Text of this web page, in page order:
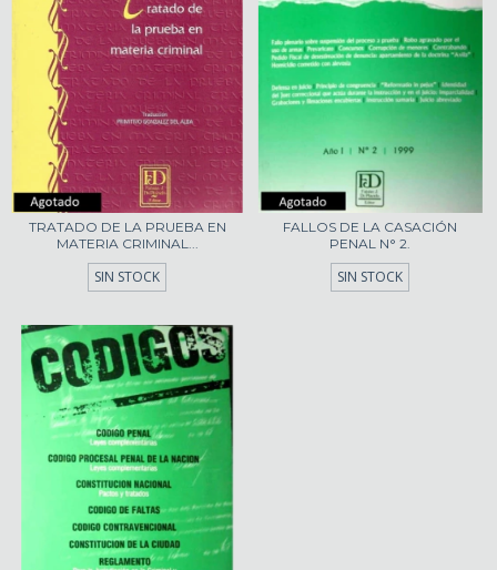
TRATADO DE LA PRUEBA EN
MATERIA CRIMINAL...
SIN STOCK
FALLOS DE LA CASACIÓN
PENAL N° 2.
SIN STOCK